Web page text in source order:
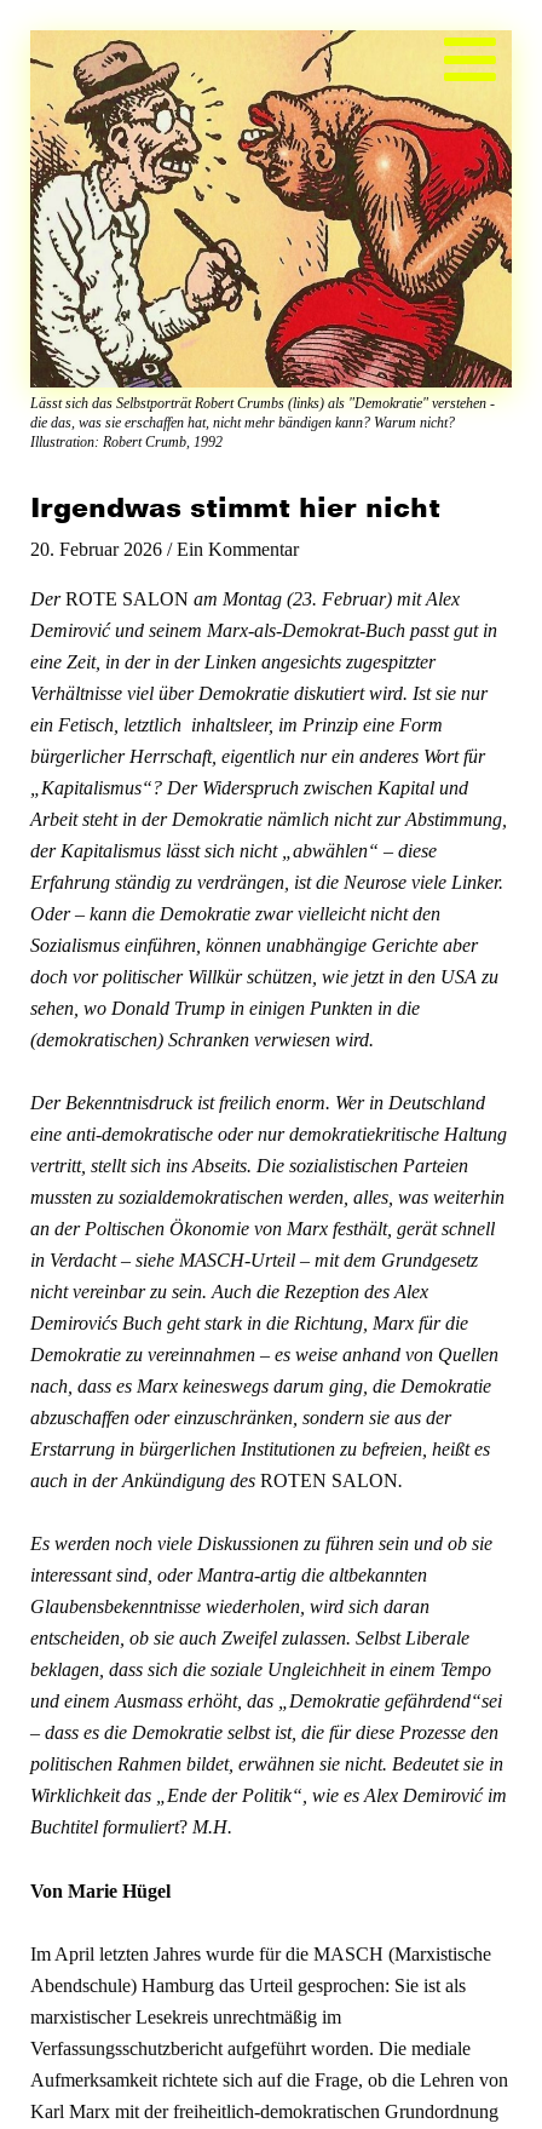
springen
Lässt sich das Selbstporträt Robert Crumbs (links) als "Demokratie" verstehen -
die das, was sie erschaffen hat, nicht mehr bändigen kann? Warum nicht?
Illustration: Robert Crumb, 1992
Irgendwas stimmt hier nicht
20. Februar 2026/Ein Kommentar
DerROTE SALONam Montag (23. Februar) mit Alex
Demirovićund seinem Marx-als-Demokrat-Buch passt gut in
eine Zeit, in der in der Linken angesichts zugespitzter
Verhältnisse viel über Demokratie diskutiert wird. Ist sie nur
ein Fetisch, letztlich inhaltsleer, im Prinzip eine Form
bürgerlicher Herrschaft, eigentlich nur ein anderes Wort für
„Kapitalismus“? Der Widerspruch zwischen Kapital und
Arbeit steht in der Demokratie nämlich nicht zur Abstimmung,
der Kapitalismus lässt sich nicht „abwählen“ – diese
Erfahrung ständig zu verdrängen, ist die Neurose viele Linker.
Oder – kann die Demokratie zwar vielleicht nicht den
Sozialismus einführen, können unabhängige Gerichte aber
doch vor politischer Willkür schützen, wie jetzt in den USA zu
sehen, wo Donald Trump in einigen Punkten in die
(demokratischen) Schranken verwiesen wird.
Der Bekenntnisdruck ist freilich enorm. Wer in Deutschland
eine anti-demokratische oder nur demokratiekritische Haltung
vertritt, stellt sich ins Abseits. Die sozialistischen Parteien
mussten zu sozialdemokratischen werden, alles, was weiterhin
an der Poltischen Ökonomie von Marx festhält, gerät schnell
in Verdacht – siehe MASCH-Urteil – mit dem Grundgesetz
nicht vereinbar zu sein. Auch die Rezeption des Alex
Demirovićs Buch geht stark in die Richtung, Marx für die
Demokratie zu vereinnahmen – es weise anhand von Quellen
nach, dass es Marx keineswegs darum ging, die Demokratie
abzuschaffen oder einzuschränken, sondern sie aus der
Erstarrung in bürgerlichen Institutionen zu befreien, heißt es
auch in der Ankündigung desROTEN SALON.
Es werden noch viele Diskussionen zu führen sein und ob sie
interessant sind, oder Mantra-artig die altbekannten
Glaubensbekenntnisse wiederholen, wird sich daran
entscheiden, ob sie auch Zweifel zulassen. Selbst Liberale
beklagen, dass sich die soziale Ungleichheit in einem Tempo
und einem Ausmass erhöht, das „Demokratie gefährdend“sei
– dass es die Demokratie selbst ist, die für diese Prozesse den
politischen Rahmen bildet, erwähnen sie nicht. Bedeutet sie in
Wirklichkeit das „Ende der Politik“, wie es Alex Demirovićim
Buchtitel formuliert?M.H.
Von Marie Hügel
Im April letzten Jahres wurde für die MASCH (Marxistische
Abendschule) Hamburg das Urteil gesprochen: Sie ist als
marxistischer Lesekreis unrechtmäßig im
Verfassungsschutzbericht aufgeführt worden. Die mediale
Aufmerksamkeit richtete sich auf die Frage, ob die Lehren von
Karl Marx mit der freiheitlich-demokratischen Grundordnung